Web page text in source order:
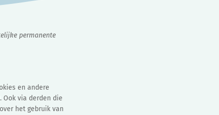
permanente
en andere
Ook via derden die
het gebruik van